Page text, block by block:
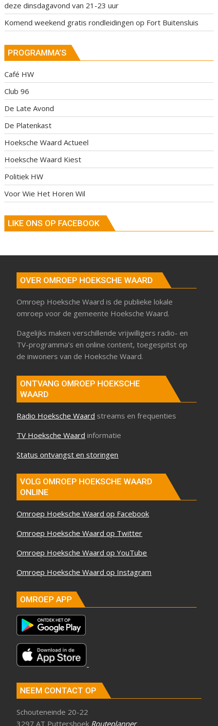
deze dinsdagavond van 21-23 uur
Komend weekend gratis rondleidingen op Fort Buitensluis
PROGRAMMA’S
Café HW
Club 96
De Late Avond
De Platenkast
Hoeksche Waard Actueel
Hoeksche Waard Kiest
Politiek HW
Voor Wie Het Horen Wil
LIKE ONS OP FACEBOOK
OVER OMROEP HOEKSCHE WAARD
Omroep Hoeksche Waard is de publieke lokale
omroep voor de gemeente Hoeksche Waard.
Dagelijks maken verschillende vrijwilligers radio- en
TV-programma’s en online content, toegespitst op
de inwoners van de Hoeksche Waard.
ONTVANG OMROEP HOEKSCHE
WAARD
Radio Hoeksche Waard streams en frequenties
TV Hoeksche Waard informatie
Status ontvangst en storingen
VOLG OMROEP HOEKSCHE WAARD
ONLINE
Omroep Hoeksche Waard op Facebook
Omroep Hoeksche Waard op Twitter
Omroep Hoeksche Waard op YouTube
Omroep Hoeksche Waard op Instagram
OMROEP APP
NEEM CONTACT OP
Schouteneinde 20-22
3297 AT Puttershoek Routeplanner